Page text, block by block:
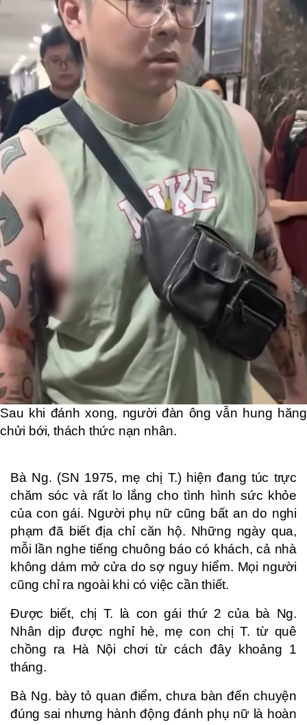
Sau khi đánh xong, người đàn ông vẫn hung hăng
chửi bới, thách thức nạn nhân.
Bà Ng. (SN 1975, mẹ chị T.) hiện đang túc trực
chăm sóc và rất lo lắng cho tình hình sức khỏe
của con gái. Người phụ nữ cũng bất an do nghi
phạm đã biết địa chỉ căn hộ. Những ngày qua,
mỗi lần nghe tiếng chuông báo có khách, cả nhà
không dám mở cửa do sợ nguy hiểm. Mọi người
cũng chỉ ra ngoài khi có việc cần thiết.
Được biết, chị T. là con gái thứ 2 của bà Ng.
Nhân dịp được nghỉ hè, mẹ con chị T. từ quê
chồng ra Hà Nội chơi từ cách đây khoảng 1
tháng.
Bà Ng. bày tỏ quan điểm, chưa bàn đến chuyện
đúng sai nhưng hành động đánh phụ nữ là hoàn